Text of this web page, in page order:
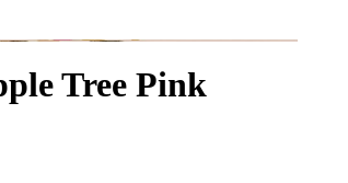
Tree Pink